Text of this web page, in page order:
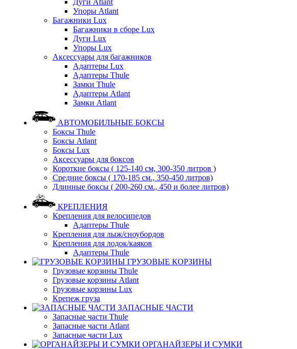
Дуги Atlant
Упоры Atlant
Багажники Lux
Багажники в сборе Lux
Дуги Lux
Упоры Lux
Аксессуары для багажников
Адаптеры Lux
Адаптеры Thule
Замки Thule
Адаптеры Atlant
Замки Atlant
АВТОМОБИЛЬНЫЕ БОКСЫ
Боксы Thule
Боксы Atlant
Боксы Lux
Аксессуары для боксов
Короткие боксы ( 125-140 см, 300-350 литров )
Средние боксы ( 170-185 см., 350-450 литров)
Длинные боксы ( 200-260 см., 450 и более литров)
КРЕПЛЕНИЯ
Крепления для велосипедов
Адаптеры Thule
Крепления для лыж/сноубордов
Крепления для лодок/каяков
Адаптеры Thule
ГРУЗОВЫЕ КОРЗИНЫ
Грузовые корзины Thule
Грузовые корзины Atlant
Грузовые корзины Lux
Крепеж груза
ЗАПАСНЫЕ ЧАСТИ
Запасные части Thule
Запасные части Atlant
Запасные части Lux
ОРГАНАЙЗЕРЫ И СУМКИ